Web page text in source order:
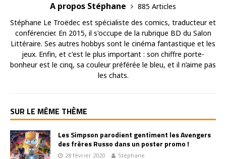
A propos Stéphane
885 Articles
Stéphane Le Troëdec est spécialiste des comics, traducteur et
conférencier. En 2015, il s'occupe de la rubrique BD du Salon
Littéraire. Ses autres hobbys sont le cinéma fantastique et les
jeux. Enfin, et c'est le plus important : son chiffre porte-
bonheur est le cinq, sa couleur préférée le bleu, et il n’aime pas
les chats.
SUR LE MÊME THÈME
Les Simpson parodient gentiment les Avengers
des frères Russo dans un poster promo !
28 février 2020 Stéphane